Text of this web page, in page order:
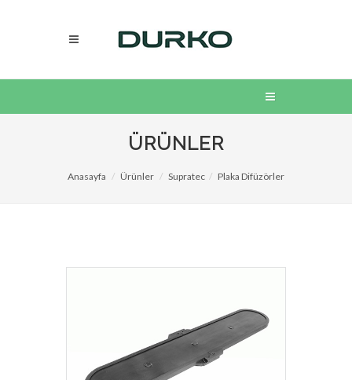
ÜRÜNLER
Anasayfa Ürünler Supratec Plaka Difüzörler